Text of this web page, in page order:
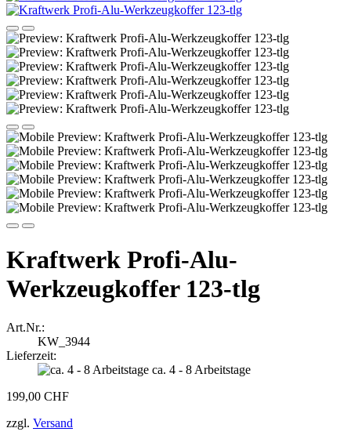
Kraftwerk Profi-Alu-
Werkzeugkoffer 123-tlg
Art.Nr.:
KW_3944
Lieferzeit:
ca. 4 - 8 Arbeitstage
199,00 CHF
zzgl. Versand